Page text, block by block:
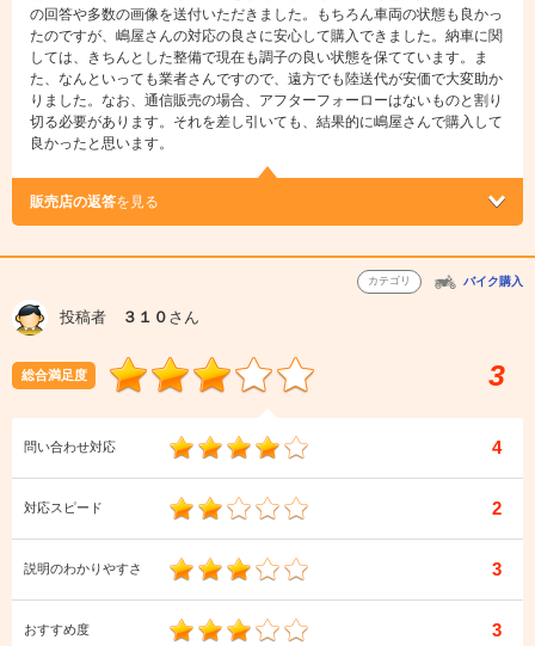
の回答や多数の画像を送付いただきました。もちろん車両の状態も良かっ
たのですが、嶋屋さんの対応の良さに安心して購入できました。納車に関
しては、きちんとした整備で現在も調子の良い状態を保てています。ま
た、なんといっても業者さんですので、遠方でも陸送代が安価で大変助か
りました。なお、通信販売の場合、アフターフォーローはないものと割り
切る必要があります。それを差し引いても、結果的に嶋屋さんで購入して
良かったと思います。
販売店の返答を見る
カテゴリ バイク購入
投稿者 ３１０ さん
総合満足度 3
問い合わせ対応 4
対応スピード 2
説明のわかりやすさ 3
おすすめ度 3